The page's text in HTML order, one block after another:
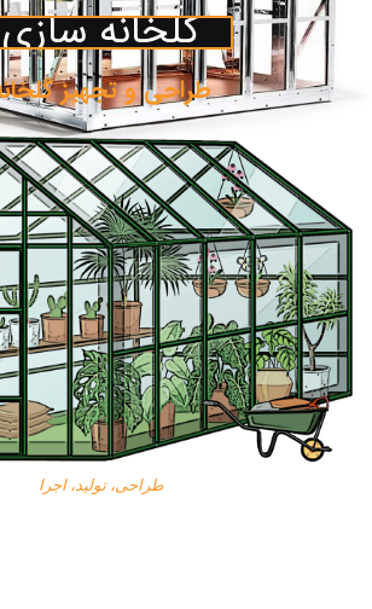
گلخانه سازی
طراحی و تجهیز
طراحی، تولید، اجرا